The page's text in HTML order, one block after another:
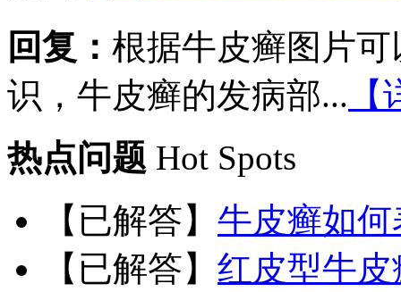
回复： 根据牛皮癣图片
识，牛皮癣的发病部...
热点问题 Hot Spots
【已解答】 牛皮癣如
【已解答】 红皮型牛